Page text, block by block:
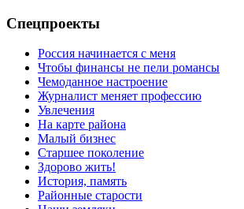
Спецпроекты
Россия начинается с меня
Чтобы финансы не пели романсы
Чемоданное настроение
Журналист меняет профессию
Увлечения
На карте района
Малый бизнес
Старшее поколение
Здорово жить!
История, память
Районные старости